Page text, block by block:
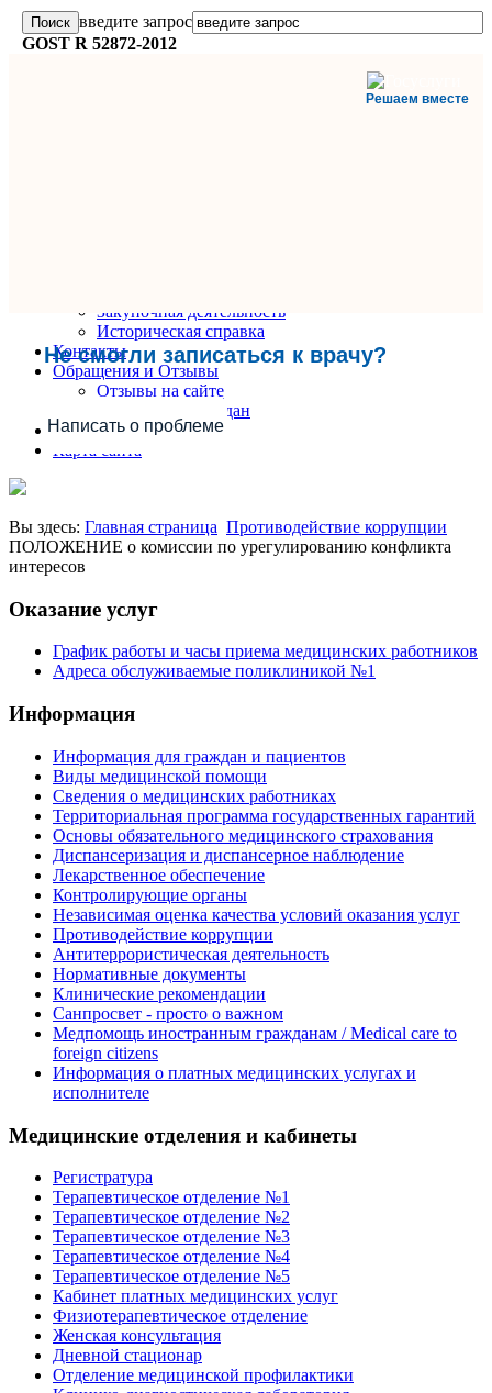
введите запрос
GOST R 52872-2012
Решаем вместе
Не смогли записаться к врачу?
Написать о проблеме
Закупочная деятельность
Историческая справка
Контакты
Обращения и Отзывы
Отзывы на сайте
Обращения граждан
Вопрос-Ответ
Карта сайта
Вы здесь: Главная страница Противодействие коррупции
ПОЛОЖЕНИЕ о комиссии по урегулированию конфликта
интересов
Оказание услуг
График работы и часы приема медицинских работников
Адреса обслуживаемые поликлиникой №1
Информация
Информация для граждан и пациентов
Виды медицинской помощи
Сведения о медицинских работниках
Территориальная программа государственных гарантий
Основы обязательного медицинского страхования
Диспансеризация и диспансерное наблюдение
Лекарственное обеспечение
Контролирующие органы
Независимая оценка качества условий оказания услуг
Противодействие коррупции
Антитеррористическая деятельность
Нормативные документы
Клинические рекомендации
Санпросвет - просто о важном
Медпомощь иностранным гражданам / Medical care to
foreign citizens
Информация о платных медицинских услугах и
исполнителе
Медицинские отделения и кабинеты
Регистратура
Терапевтическое отделение №1
Терапевтическое отделение №2
Терапевтическое отделение №3
Терапевтическое отделение №4
Терапевтическое отделение №5
Кабинет платных медицинских услуг
Физиотерапевтическое отделение
Женская консультация
Дневной стационар
Отделение медицинской профилактики